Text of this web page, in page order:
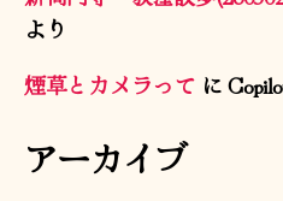
より
煙草とカメラってに
アーカイブ